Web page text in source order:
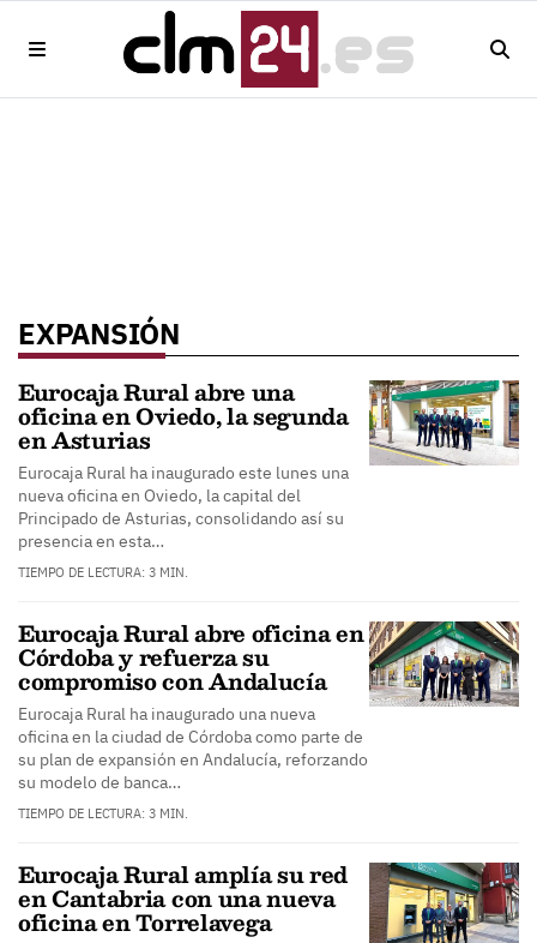
EXPANSIÓN
Eurocaja Rural abre una
oficina en Oviedo, la segunda
en Asturias
Eurocaja Rural ha inaugurado este lunes una
nueva oficina en Oviedo, la capital del
Principado de Asturias, consolidando así su
presencia en esta…
TIEMPO DE LECTURA: 3 MIN.
Eurocaja Rural abre oficina en
Córdoba y refuerza su
compromiso con Andalucía
Eurocaja Rural ha inaugurado una nueva
oficina en la ciudad de Córdoba como parte de
su plan de expansión en Andalucía, reforzando
su modelo de banca…
TIEMPO DE LECTURA: 3 MIN.
Eurocaja Rural amplía su red
en Cantabria con una nueva
oficina en Torrelavega